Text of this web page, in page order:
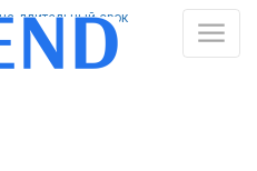
длительный срок